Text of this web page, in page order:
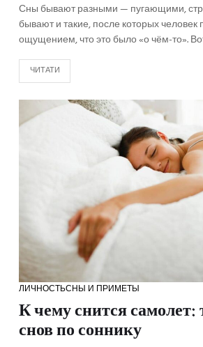
Сны бывают разными — пугающими,
бывают и такие, после которых человек
ощущением, что это было «о чём-то».
ЧИТАТИ
ЛИЧНОСТЬСНЫ И ПРИМЕТЫ
К чему снится самолет:
снов по соннику